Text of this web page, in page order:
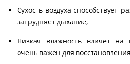
Сухость воздуха способствует
затрудняет дыхание;
Низкая влажность влияет на
очень важен для